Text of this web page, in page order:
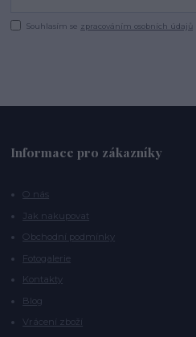
Souhlasím se zpracováním osobních údajů
Informace pro zákazníky
O nás
Jak nakupovat
Obchodní podmínky
Fotogalerie
Kontakty
Blog
Vrácení zboží